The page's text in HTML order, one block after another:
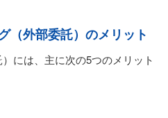
（外部委託）のメリット
には、主に次の5つのメリット